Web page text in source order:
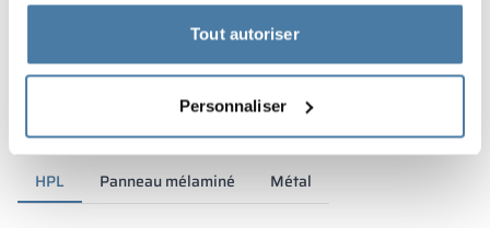
Tout autoriser
Personnaliser
Matériaux et couleurs
HPL Panneau mélaminé Métal